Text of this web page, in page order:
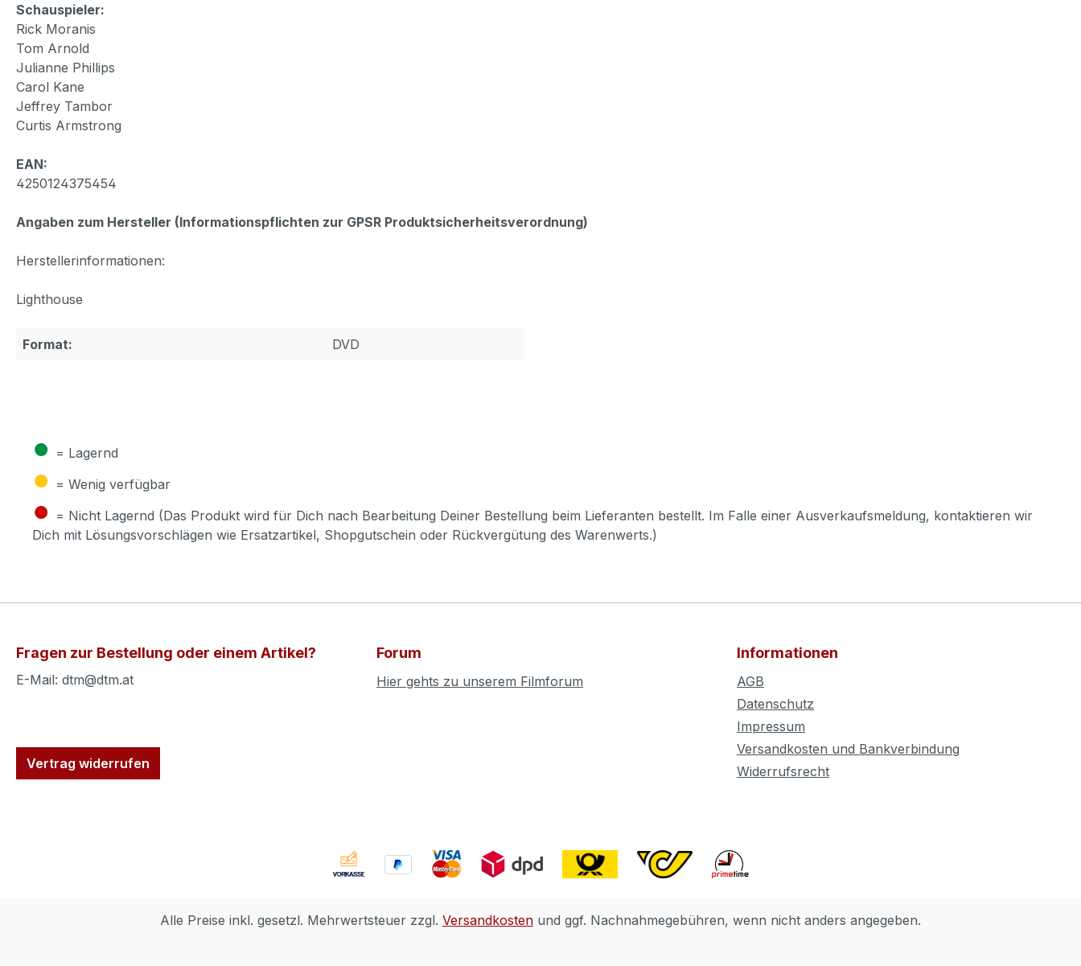
Schauspieler:
Rick Moranis
Tom Arnold
Julianne Phillips
Carol Kane
Jeffrey Tambor
Curtis Armstrong
EAN:
4250124375454
Angaben zum Hersteller (Informationspflichten zur GPSR Produktsicherheitsverordnung)
Herstellerinformationen:
Lighthouse
Format: DVD
● = Lagernd
● = Wenig verfügbar
● = Nicht Lagernd (Das Produkt wird für Dich nach Bearbeitung Deiner Bestellung beim Lieferanten bestellt. Im Falle einer Ausverkaufsmeldung, kontaktieren wir
Dich mit Lösungsvorschlägen wie Ersatzartikel, Shopgutschein oder Rückvergütung des Warenwerts.)
Fragen zur Bestellung oder einem Artikel?
E-Mail: dtm@dtm.at
Vertrag widerrufen
Forum
Hier gehts zu unserem Filmforum
Informationen
AGB
Datenschutz
Impressum
Versandkosten und Bankverbindung
Widerrufsrecht
Alle Preise inkl. gesetzl. Mehrwertsteuer zzgl. Versandkosten und ggf. Nachnahmegebühren, wenn nicht anders angegeben.